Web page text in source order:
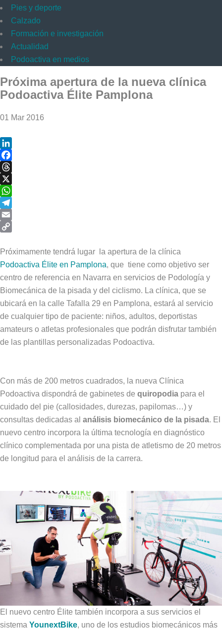
Pies y deporte
Calzado
Formación e investigación
Actualidad
Podoactiva en medios
Próxima apertura de la nueva clínica
Podoactiva Élite Pamplona
01 Mar 2016
LinkedIn
Facebook
Threads
X
WhatsApp
Telegram
Email
Link
Próximamente tendrá lugar la apertura de la clínica
Podoactiva Élite en Pamplona, que tiene como objetivo ser
centro de referencia en Navarra en servicios de Podología y
Biomecánica de la pisada y del ciclismo. La clínica, que se
ubicará en la calle Tafalla 29 en Pamplona, estará al servicio
de cualquier tipo de paciente: niños, adultos, deportistas
amateurs o atletas profesionales que podrán disfrutar también
de las plantillas personalizadas Podoactiva.
Con más de 200 metros cuadrados, la nueva Clínica
Podoactiva dispondrá de gabinetes de quiropodia para el
cuidado del pie (callosidades, durezas, papilomas…) y
consultas dedicadas al análisis biomecánico de la pisada. El
nuevo centro incorpora la última tecnología en diagnóstico
clínico complementada por una pista de atletismo de 20 metros
de longitud para el análisis de la carrera.
El nuevo centro Élite también incorpora a sus servicios el
sistema YounextBike, uno de los estudios biomecánicos más